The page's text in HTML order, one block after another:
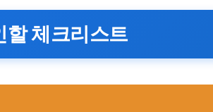
할 체크리스트